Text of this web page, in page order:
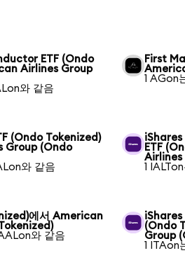
ETF (Ondo
Airlines Group
와 같음
First
1 AGon
(Ondo Tokenized)
Group (Ondo
와 같음
ETF
Airlines
1
에서 American
와 같음
iShares
(Ondo
Group
1 ITAon